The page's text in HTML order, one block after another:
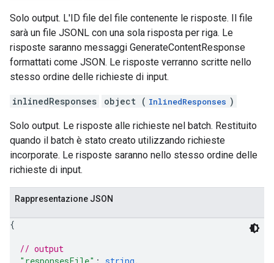
Solo output. L'ID file del file contenente le risposte. Il file
sarà un file JSONL con una sola risposta per riga. Le
risposte saranno messaggi GenerateContentResponse
formattati come JSON. Le risposte verranno scritte nello
stesso ordine delle richieste di input.
inlinedResponses object ( InlinedResponses )
Solo output. Le risposte alle richieste nel batch. Restituito
quando il batch è stato creato utilizzando richieste
incorporate. Le risposte saranno nello stesso ordine delle
richieste di input.
Rappresentazione JSON
{
// output